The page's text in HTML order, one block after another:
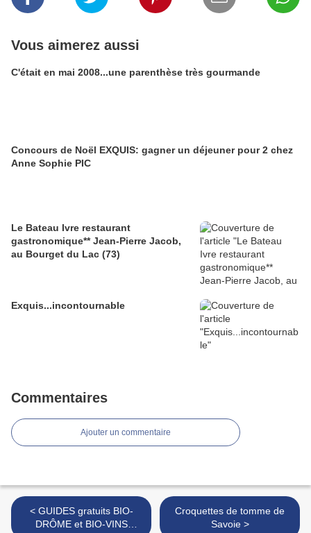
Vous aimerez aussi
C'était en mai 2008...une parenthèse très gourmande
Concours de Noël EXQUIS: gagner un déjeuner pour 2 chez
Anne Sophie PIC
Le Bateau Ivre restaurant
gastronomique** Jean-Pierre Jacob,
au Bourget du Lac (73)
Exquis...incontournable
Commentaires
Ajouter un commentaire
< GUIDES gratuits BIO-
DRÔME et BIO-VINS
Croquettes de tomme de
Savoie >